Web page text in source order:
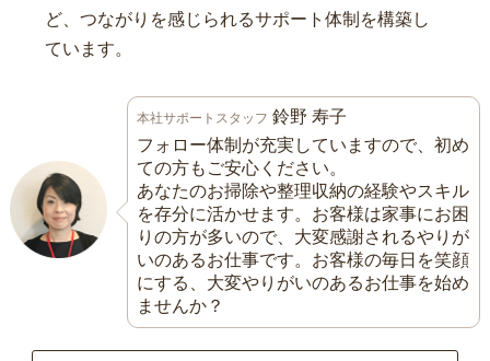
ど、つながりを感じられるサポート体制を構築し
ています。
本社サポートスタッフ 鈴野 寿子
フォロー体制が充実していますので、初め
ての方もご安心ください。
あなたのお掃除や整理収納の経験やスキル
を存分に活かせます。お客様は家事にお困
りの方が多いので、大変感謝されるやりが
いのあるお仕事です。お客様の毎日を笑顔
にする、大変やりがいのあるお仕事を始め
ませんか？